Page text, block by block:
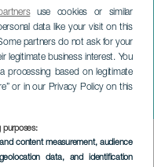
use cookies or similar
data like your visit on this
partners do not ask for your
legitimate business interest. You
processing based on legitimate
or in our Privacy Policy on this
purposes:
content measurement, audience
data, and identification